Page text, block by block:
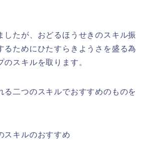
したが、おどるほうせきのスキル振
るためにひたすらきようさを盛る為
のスキルを取ります。
る二つのスキルでおすすめのものを
スキルのおすすめ